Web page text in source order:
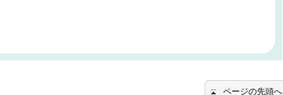
ページの先頭へ